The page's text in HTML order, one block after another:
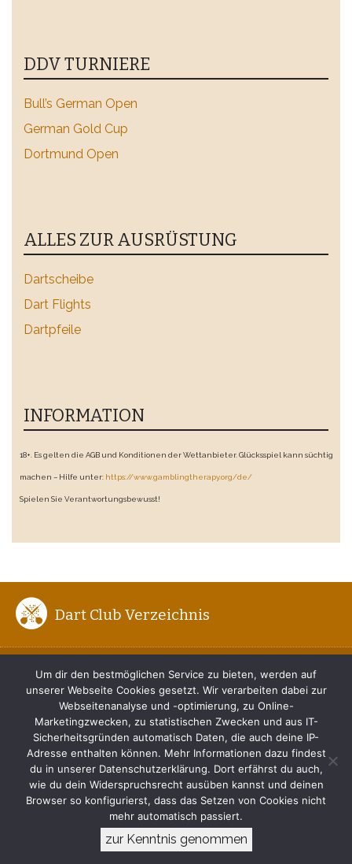
DDV TURNIERE
Bull’s German Open
German Gold Cup
Dortmund Open
ALLES ZUR AUSRÜSTUNG
Dartscheibe
Dart Flights
Dartpfeile
INFORMATION
18+. Es gelten die AGB und Konditionen der Wettanbieter. Glücksspiel kann süchtig
machen – Hilfe unter: https://www.gamblingtherapy.org/de/
Spielen Sie Verantwortungsbewusst!
Dart Club Verzeichnis
DER RICHTIGE DARTWURF
TIPPS FÜR ANFÄNGER
IMPRESSUM
DATENSCHUTZERKLÄRUNG
© 2017-2026 www.dart-club.de. Alle Rechte vorbehalten.
Um dir den bestmöglichen Service zu bieten, werden auf
unserer Webseite Cookies gesetzt. Wir verarbeiten dabei zur
Webseitenanalyse und -optimierung, zu Online-
Marketingzwecken, zu statistischen Zwecken und aus IT-
Sicherheitsgründen automatisch Daten, die auch deine IP-
Adresse enthalten können. Mehr Informationen dazu findest
du in unserer Datenschutzerklärung. Dort erfährst du auch,
wie du dein Widerspruchsrecht ausüben kannst und deinen
Browser so konfigurierst, dass das Setzen von Cookies nicht
mehr automatisch passiert.
zur Kenntnis genommen